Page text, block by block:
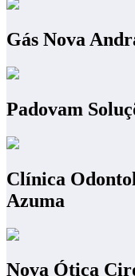
Gás Nova
Padovam
Clínica
Azuma
Nova Ótica